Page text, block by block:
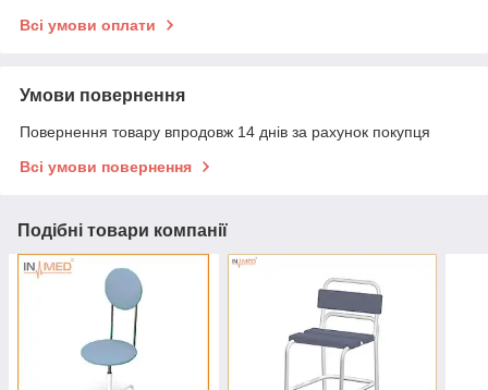
Всі умови оплати
Умови повернення
Повернення товару впродовж 14 днів за рахунок покупця
Всі умови повернення
Подібні товари компанії